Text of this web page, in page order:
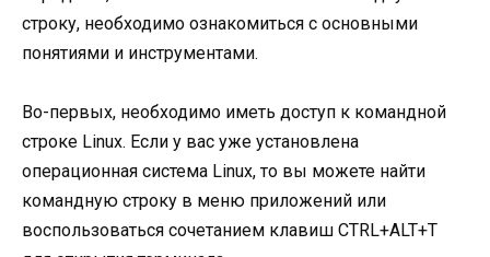
строку, необходимо ознакомиться с основными
понятиями и инструментами.
Во-первых, необходимо иметь доступ к командной
строке Linux. Если у вас уже установлена
операционная система Linux, то вы можете найти
командную строку в меню приложений или
воспользоваться сочетанием клавиш CTRL+ALT+T